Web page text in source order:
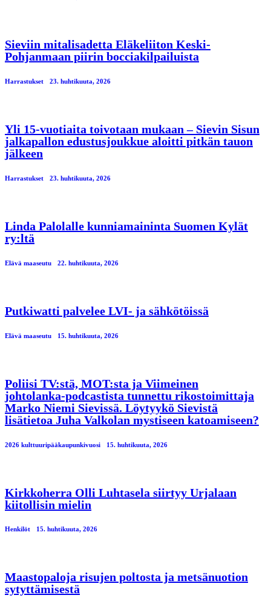
Sieviin mitalisadetta Eläkeliiton Keski-
Pohjanmaan piirin bocciakilpailuista
Harrastukset 23. huhtikuuta, 2026
Yli 15-vuotiaita toivotaan mukaan – Sievin Sisun
jalkapallon edustusjoukkue aloitti pitkän tauon
jälkeen
Harrastukset 23. huhtikuuta, 2026
Linda Palolalle kunniamaininta Suomen Kylät
ry:ltä
Elävä maaseutu 22. huhtikuuta, 2026
Putkiwatti palvelee LVI- ja sähkötöissä
Elävä maaseutu 15. huhtikuuta, 2026
Poliisi TV:stä, MOT:sta ja Viimeinen
johtolanka-podcastista tunnettu rikostoimittaja
Marko Niemi Sievissä. Löytyykö Sievistä
lisätietoa Juha Valkolan mystiseen katoamiseen?
2026 kulttuuripääkaupunkivuosi 15. huhtikuuta, 2026
Kirkkoherra Olli Luhtasela siirtyy Urjalaan
kiitollisin mielin
Henkilöt 15. huhtikuuta, 2026
Maastopaloja risujen poltosta ja metsänuotion
sytyttämisestä